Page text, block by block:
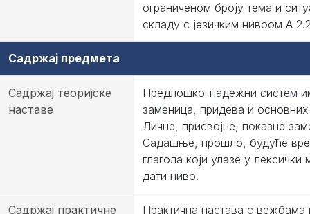
ограниченом броју тема и
складу с језичким нивоом А
Садржај предмета
Садржај теоријске
наставе
Предлошко-падежни систем
заменица, придева и основних
Личне, присвојне, показне
Садашње, прошло, будуће
глагола који улазе у лексички
дати ниво.
Садржај практичне Практична настава с вежбама